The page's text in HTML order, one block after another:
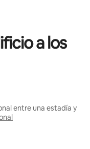
a los
entre una estadía y